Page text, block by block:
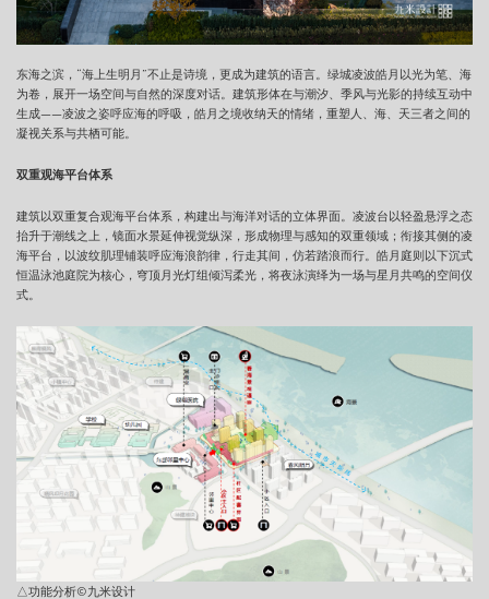
东海之滨，“海上生明月”不止是诗境，更成为建筑的语言。绿城凌波皓月以光为笔、海
为卷，展开一场空间与自然的深度对话。建筑形体在与潮汐、季风与光影的持续互动中
生成——凌波之姿呼应海的呼吸，皓月之境收纳天的情绪，重塑人、海、天三者之间的
凝视关系与共栖可能。
双重观海平台体系
建筑以双重复合观海平台体系，构建出与海洋对话的立体界面。凌波台以轻盈悬浮之态
抬升于潮线之上，镜面水景延伸视觉纵深，形成物理与感知的双重领域；衔接其侧的凌
海平台，以波纹肌理铺装呼应海浪韵律，行走其间，仿若踏浪而行。皓月庭则以下沉式
恒温泳池庭院为核心，穹顶月光灯组倾泻柔光，将夜泳演绎为一场与星月共鸣的空间仪
式。
△功能分析©九米设计